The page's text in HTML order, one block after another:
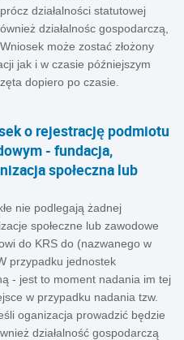
działalności statutowej
działalnośc gospodarczą,
może zostać złożony
jak i w czasie późniejszym
dopiero po czasie.
o rejestrację podmiotu
- fundacja,
społeczna lub
nie podlegają żadnej
społeczne lub zawodowe
do KRS do (nazwanego w
przypadku jednostek
- jest to moment nadania im tej
w przypadku nadania tzw.
oganizacja prowadzić będzie
działalność gospodarczą